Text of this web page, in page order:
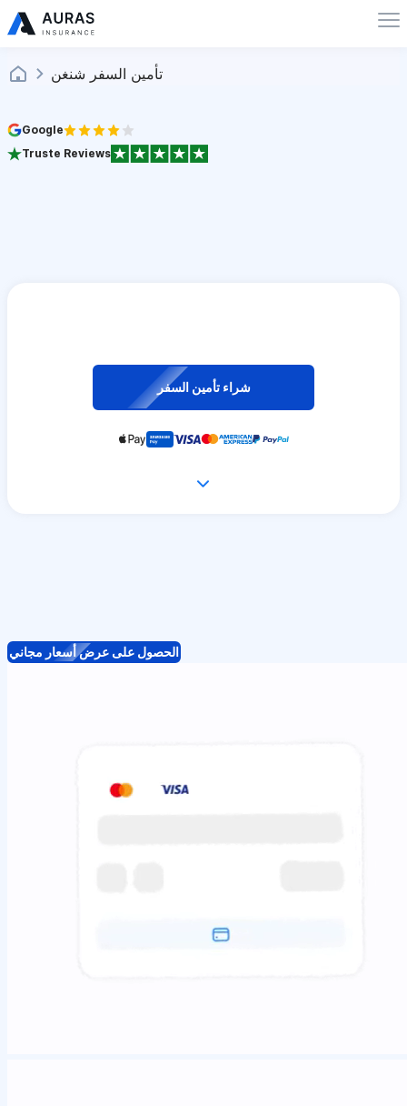
تأمين السفر شنغن
Google
Truste Reviews
شراء تأمين السفر
الحصول على عرض أسعار مجاني